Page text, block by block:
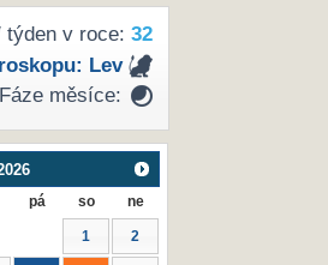
v roce: 32
Lev
Fáze měsíce:
pá so ne
1 2